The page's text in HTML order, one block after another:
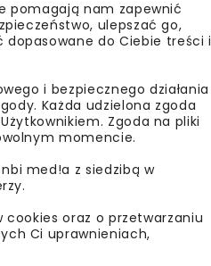
pomagają nam zapewnić
ulepszać go,
do Ciebie treści i
i bezpiecznego działania
Każda udzielona zgoda
Zgoda na pliki
momencie.
med!a z siedzibą w
oraz o przetwarzaniu
Ci uprawnieniach,